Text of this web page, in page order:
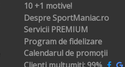
10 +1 motive!
Despre SportManiac.ro
Servicii PREMIUM
Program de fidelizare
Calendarul de promoții